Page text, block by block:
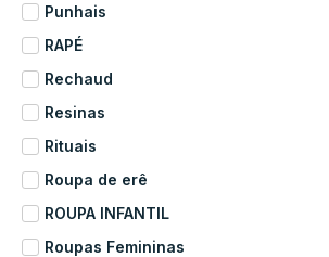
Punhais
RAPÉ
Rechaud
Resinas
Rituais
Roupa de erê
ROUPA INFANTIL
Roupas Femininas